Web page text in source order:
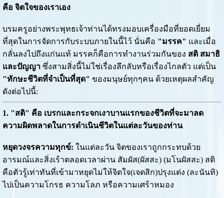
คือ จิตใจของเราเอง
บรมครูอย่างพระพุทธเจ้าท่านได้ทรงมอบเครื่องมือที่ยอดเยี่ยม
ที่สุดในการจัดการกับระบบภายในนี้ไว้ นั่นคือ "มรรค" และเมื่อ
กลั่นลงไปถึงแก่นแท้ มรรคก็คือการทำงานร่วมกันของ สติ สมาธิ
และปัญญาซึ่งสามสิ่งนี้ไม่ใช่เรื่องลึกลับหรือเรื่องไกลตัว แต่เป็น
"ทักษะชีวิตที่จำเป็นที่สุด" ของมนุษย์ทุกๆคน ด้วยเหตุผลสำคัญ
ดังต่อไปนี้:
1. "สติ" คือ เบรกและกระจกเงาบานแรกของชีวิตที่จะมาลด
ความผิดพลาดในการดำเนินชีวิตในแต่ละวันของท่าน
หยุดวงจรความทุกข์: ในแต่ละวัน จิตของเราถูกกระทบด้วย
อารมณ์และสิ่งเร้าตลอดเวลาผ่าน สัมผัส(ผัสสะ) (มโนผัสสะ) สติ
คือตัวรู้เท่าทันที่เข้ามาหยุดไม่ให้จิตใจ(เจตสิก)ปรุงแต่ง (ละนันทิ)
ไปเป็นความโกรธ ความโลภ หรือความเศร้าหมอง